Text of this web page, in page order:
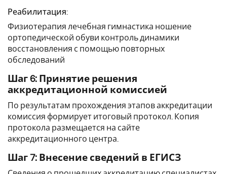
Реабилитация:
Физиотерапия лечебная гимнастика ношение
ортопедической обуви контроль динамики
восстановления с помощью повторных
обследований
Шаг 6: Принятие решения
аккредитационной комиссией
По результатам прохождения этапов аккредитации
комиссия формирует итоговый протокол. Копия
протокола размещается на сайте
аккредитационного центра.
Шаг 7: Внесение сведений в ЕГИСЗ